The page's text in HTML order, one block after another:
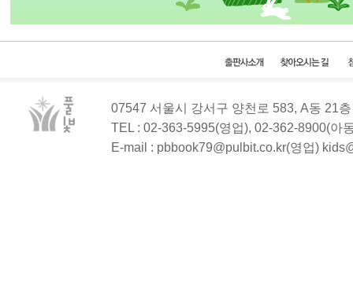
07547 서울시 강서구 양천로 583, A동 21
TEL : 02-363-5995(영업), 02-362-8900(아
E-mail : pbbook79@pulbit.co.kr(영업)